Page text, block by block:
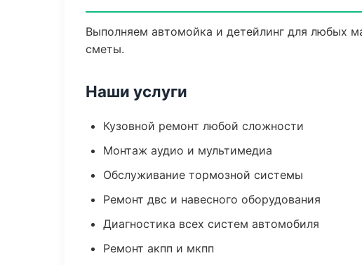
Выполняем автомойка и детейлинг для любых
сметы.
Наши услуги
Кузовной ремонт любой сложности
Монтаж аудио и мультимедиа
Обслуживание тормозной системы
Ремонт двс и навесного оборудования
Диагностика всех систем автомобиля
Ремонт акпп и мкпп